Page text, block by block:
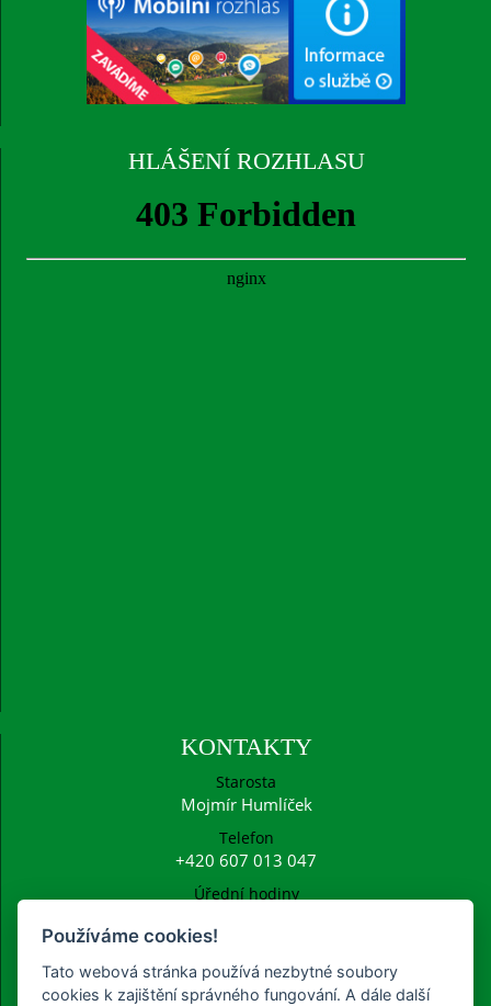
HLÁŠENÍ ROZHLASU
KONTAKTY
Starosta
Mojmír Humlíček
Telefon
+420 607 013 047
Úřední hodiny
ucetni@frysava.cz
starosta@frysava.cz
Používáme cookies!
Tato webová stránka používá nezbytné soubory
cookies k zajištění správného fungování. A dále další